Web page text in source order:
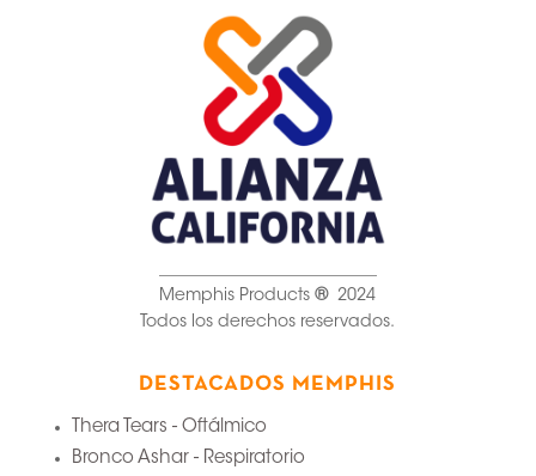
Memphis Products ® 2024
Todos los derechos reservados.
DESTACADOS MEMPHIS
Thera Tears - Oftálmico
Bronco Ashar - Respiratorio